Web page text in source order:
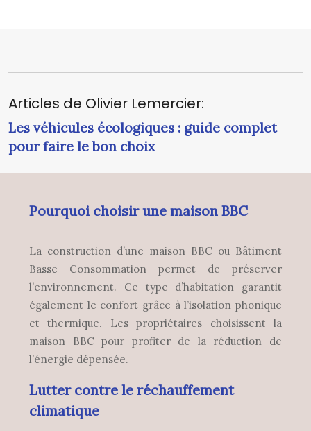
Articles de Olivier Lemercier:
Les véhicules écologiques : guide complet
pour faire le bon choix
Pourquoi choisir une maison BBC
La construction d’une maison BBC ou Bâtiment
Basse Consommation permet de préserver
l’environnement. Ce type d’habitation garantit
également le confort grâce à l’isolation phonique
et thermique. Les propriétaires choisissent la
maison BBC pour profiter de la réduction de
l’énergie dépensée.
Lutter contre le réchauffement
climatique